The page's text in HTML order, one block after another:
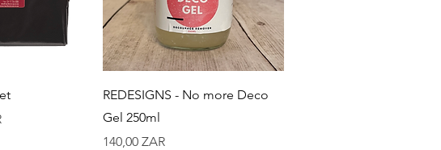
Vista rápida
REDESIGNS - No more Deco
Gel 250ml
Precio
140,00 ZAR